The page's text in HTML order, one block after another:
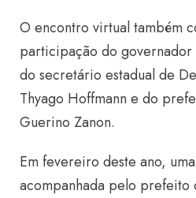
O encontro virtual também
participação do governador
do secretário estadual de
Thyago Hoffmann e do
Guerino Zanon.
Em fevereiro deste ano,
acompanhada pelo prefeito